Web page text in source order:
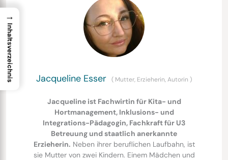
Jacqueline Esser ( Mutter, Erzieherin, Autorin )
Jacqueline ist Fachwirtin für Kita- und
Hortmanagement, Inklusions- und
Integrations-Pädagogin, Fachkraft für U3
Betreuung und staatlich anerkannte
Erzieherin. Neben ihrer beruflichen Laufbahn, ist
sie Mutter von zwei Kindern. Einem Mädchen und
→
Inhaltsverzeichnis